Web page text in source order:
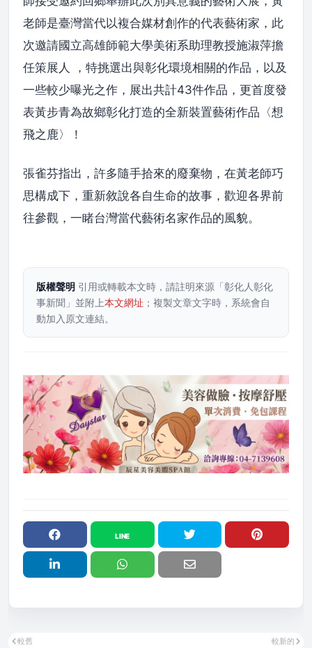
老師是臺灣當代以複合媒材創作的代表藝術家，此
次邀請國立高雄師範大學美術系助理教授施淑萍擔
任策展人 ，特挑選出與彰化環境相關的作品，以及
一些較少曝光之作，展出共計43件作品，更首度發
表黃步青為故鄉彰化打造的全新裝置藝術作品〈想
飛之鹿〉！
張雀芬指出，許多隨手拾來的廢棄物，在黃老師巧
思構成下，重新敘說各自生命的故事，歡迎各界前
往參觀，一睹台灣當代藝術名家作品的風貌。
版權聲明 引用或轉載本文時，請註明來源「彰化人彰化
事新聞」並附上本文網址 ；複製文章文字時，系統會自
動加入原文連結。
較新的
較舊